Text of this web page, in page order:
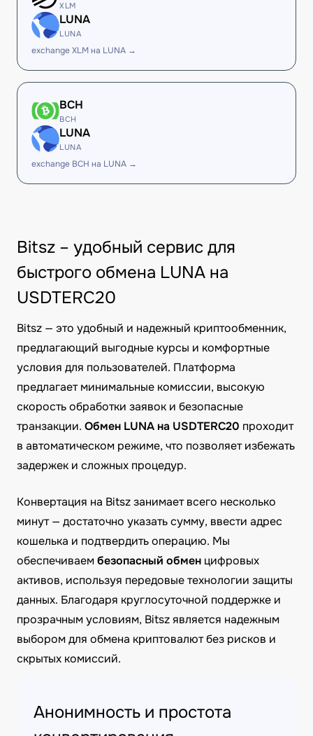
XLM
LUNA
LUNA
exchange XLM на LUNA →
BCH
BCH
LUNA
LUNA
exchange BCH на LUNA →
Bitsz – удобный сервис для
быстрого обмена LUNA на
USDTERC20
Bitsz — это удобный и надежный криптообменник,
предлагающий выгодные курсы и комфортные
условия для пользователей. Платформа
предлагает минимальные комиссии, высокую
скорость обработки заявок и безопасные
транзакции. Обмен LUNA на USDTERC20 проходит
в автоматическом режиме, что позволяет избежать
задержек и сложных процедур.
Конвертация на Bitsz занимает всего несколько
минут — достаточно указать сумму, ввести адрес
кошелька и подтвердить операцию. Мы
обеспечиваембезопасный обмен цифровых
активов, используя передовые технологии защиты
данных. Благодаря круглосуточной поддержке и
прозрачным условиям, Bitsz является надежным
выбором для обмена криптовалют без рисков и
скрытых комиссий.
Анонимность и простота